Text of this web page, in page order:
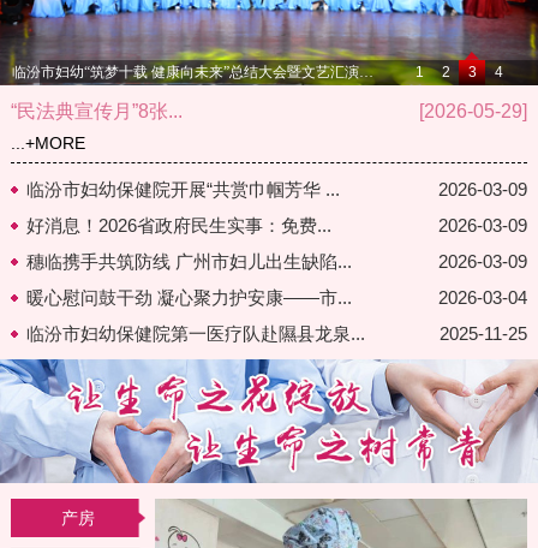
临汾市妇幼“筑梦十载 健康向未来”总结大会暨文艺汇演顺利举办 1 2 3 4
“民法典宣传月”8张... [2026-05-29]
+MORE
临汾市妇幼保健院开展“共赏巾帼芳华 ...
2026-03-09
好消息！2026省政府民生实事：免费...
2026-03-09
穗临携手共筑防线 广州市妇儿出生缺陷...
2026-03-09
暖心慰问鼓干劲 凝心聚力护安康——市...
2026-03-04
临汾市妇幼保健院第一医疗队赴隰县龙泉...
2025-11-25
产房